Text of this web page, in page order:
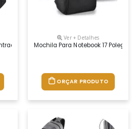
Usb
Ver + Detalhes
Mochila Para Notebook 17
ORÇAR PRODUTO